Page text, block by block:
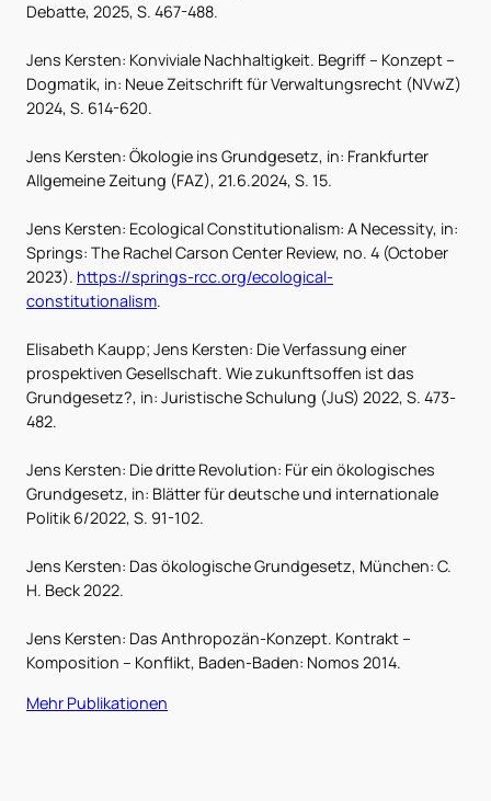
Debatte, 2025, S. 467-488.
Jens Kersten: Konviviale Nachhaltigkeit. Begriff – Konzept –
Dogmatik, in: Neue Zeitschrift für Verwaltungsrecht (NVwZ)
2024, S. 614-620.
Jens Kersten: Ökologie ins Grundgesetz, in: Frankfurter
Allgemeine Zeitung (FAZ), 21.6.2024, S. 15.
Jens Kersten: Ecological Constitutionalism: A Necessity, in:
Springs: The Rachel Carson Center Review, no. 4 (October
2023). https://springs-rcc.org/ecological-
constitutionalism.
Elisabeth Kaupp; Jens Kersten: Die Verfassung einer
prospektiven Gesellschaft. Wie zukunftsoffen ist das
Grundgesetz?, in: Juristische Schulung (JuS) 2022, S. 473-
482.
Jens Kersten: Die dritte Revolution: Für ein ökologisches
Grundgesetz, in: Blätter für deutsche und internationale
Politik 6/2022, S. 91-102.
Jens Kersten: Das ökologische Grundgesetz, München: C.
H. Beck 2022.
Jens Kersten: Das Anthropozän-Konzept. Kontrakt –
Komposition – Konflikt, Baden-Baden: Nomos 2014.
Mehr Publikationen